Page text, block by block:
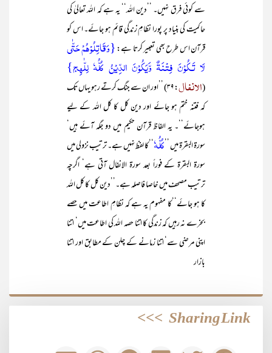
سے کوئی فرق نہیں۔ ’’دین اللہ‘‘ یہ ہے کہ اللہ تعالیٰ کی
حاکمیت کی بنیاد پر پورا نظامِ زندگی قائم ہو جائے۔ اس کو
قرآن اس طرح بھی تعبیر کرتا ہے:{وَقَاتِلُوْھُمْ حَتّٰی
لَا تَـکُوْنَ فِتْنَۃٌ وَّیَکُوْنَ الدِّیْنُ کُلُّہٗ لِلّٰہِج}
(الانفال
:۳۹) ’’اور ان سے جنگ کرتے رہو یہاں تک
کہ فتنہ ختم ہو جائے اور دین کل کا کل اللہ کے لیے
ہوجائے‘‘۔ یہ الفاظ قرآن حکیم میں دو جگہ آئے ہیں‘
سورۃ البقرۃ میں ’’ کُلُّہٗ ‘‘کا لفظ نہیں ہے۔ ترتیب نزولی میں
سورۃ البقرۃ کے فوراً بعد سورۃ الانفال آتی ہے‘ اگرچہ
ترتیب مصحف میں خاصا فاصلہ ہے۔’’دین کل کا کل اللہ
کا ہو جائے‘‘کا مفہوم یہ ہے کہ نظامِ اطاعت میں حصے
بخرے نہ رہیں کہ زندگی کا اتنا حصہ اللہ کی اطاعت میں‘ اتنا
اپنی مرضی سے‘ اتنا زمانے کے چلن کے مطابق اور اتنا
بازار
Sharing Link
>>>